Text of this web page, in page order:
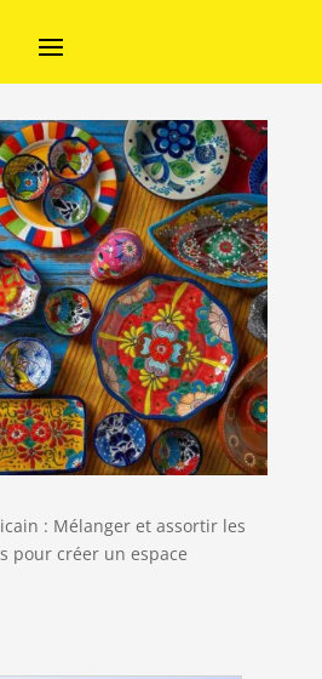
: Mélanger et assortir les
pour créer un espace